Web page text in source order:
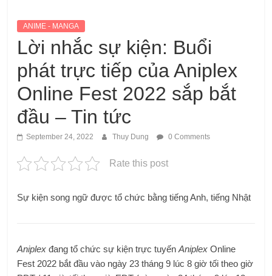
ANIME - MANGA
Lời nhắc sự kiện: Buổi
phát trực tiếp của Aniplex
Online Fest 2022 sắp bắt
đầu – Tin tức
September 24, 2022 Thuy Dung 0 Comments
Rate this post
Sự kiện song ngữ được tổ chức bằng tiếng Anh, tiếng Nhật
Aniplex đang tổ chức sự kiện trực tuyếnAniplex Online
Fest 2022 bắt đầu vào ngày 23 tháng 9 lúc 8 giờ tối theo giờ